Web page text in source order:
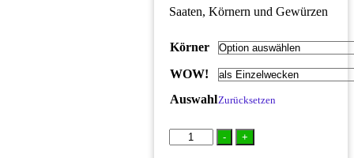
Saaten, Körnern und Gewürzen
Körner
WOW!
AuswahlZurücksetzen
-
Kürbis-/Sonnenkornwecken
+